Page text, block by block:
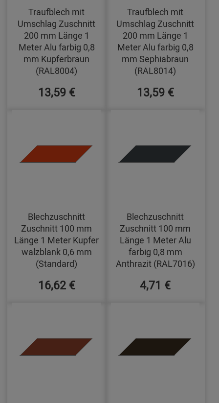
Traufblech mit
Umschlag Zuschnitt
200 mm Länge 1
Meter Alu farbig 0,8
mm Kupferbraun
(RAL8004)
13,59 €
Traufblech mit
Umschlag Zuschnitt
200 mm Länge 1
Meter Alu farbig 0,8
mm Sephiabraun
(RAL8014)
13,59 €
Blechzuschnitt
Zuschnitt 100 mm
Länge 1 Meter Kupfer
walzblank 0,6 mm
(Standard)
16,62 €
Blechzuschnitt
Zuschnitt 100 mm
Länge 1 Meter Alu
farbig 0,8 mm
Anthrazit (RAL7016)
4,71 €